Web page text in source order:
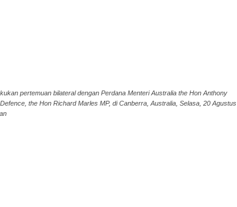
pertemuan bilateral dengan Perdana Menteri Australia the Hon Anthony
the Hon Richard Marles MP, di Canberra, Australia, Selasa, 20 Agustus